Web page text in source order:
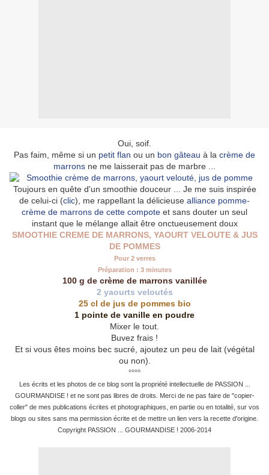
Oui, soif.
Pas faim, même si un petit flan ou un bon gâteau à la crème de
marrons ne me laisserait pas de marbre ...
Toujours en quête d'un smoothie douceur ... Je me suis inspirée
de celui-ci (clic), me rappellant la délicieuse alliance pomme-
crème de marrons de cette compote et sans douter un seul
instant que le mélange allait être onctueusement doux
SMOOTHIE CREME DE MARRONS, YAOURT VELOUTE & JUS
DE POMMES
Pour 2 verres
Préparation : 3 minutes
100 g de crème de marrons vanillée
2 yaourts veloutés
25 cl de jus de pommes bio
1 pointe de vanille en poudre
Mixer le tout.
Buvez frais !
Et si vous êtes moins bec sucré, ajoutez un peu de lait (végétal
ou non).
°°°°
Les écrits et les photos de ce blog sont la propriété intellectuelle de PASSION ...
GOURMANDISE ! et ne sont pas libres de droits. Merci de ne pas faire de "copier-
coller" de mes publications écrites et photographiques, en partie ou en totalité, sur vos
blogs ou sites sans ma permission écrite et de mettre un lien vers la recette d'origine.
Copyright PASSION ... GOURMANDISE ! 2006-2014